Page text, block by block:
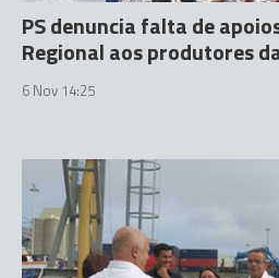
PS denuncia falta de
Regional aos produtores
6 Nov 14:25